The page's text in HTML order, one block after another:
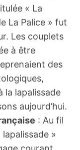
« La
La Palice » fut
Les couplets
à être
des
la lapalissade
aujourd’hui.
: Au fil
lapalissade »